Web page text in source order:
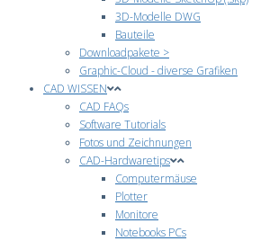
3D-Modelle DWG
Bauteile
Downloadpakete >
Graphic-Cloud - diverse Grafiken
CAD WISSEN
CAD FAQs
Software Tutorials
Fotos und Zeichnungen
CAD-Hardwaretips
Computermäuse
Plotter
Monitore
Notebooks PCs